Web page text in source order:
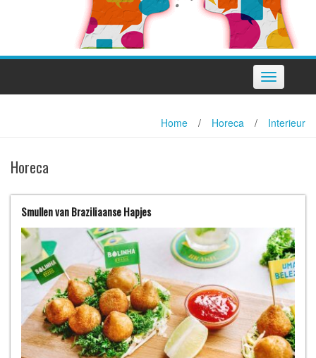
Toggle
navigation
Home / Horeca / Interieur
Horeca
Smullen van Braziliaanse Hapjes